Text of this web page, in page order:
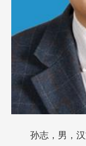
孙志，男，